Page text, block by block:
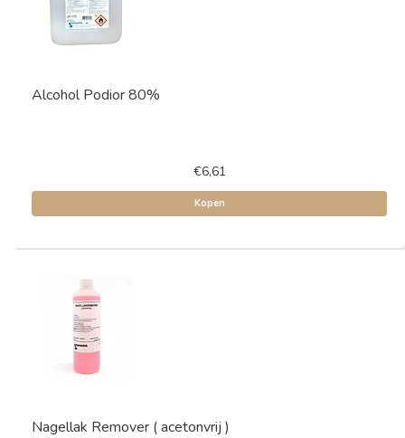
Alcohol Podior 80%
€6,61
Kopen
Nagellak Remover ( acetonvrij )